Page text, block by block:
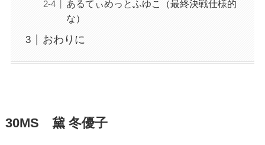
あるてぃめっとふゆこ（最終決戦仕様的
な）
おわりに
30MS 黛 冬優子